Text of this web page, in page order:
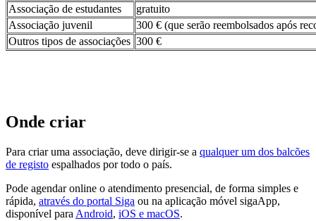
Associação de estudantes
gratuito
Associação juvenil
300 € (que serão reembolsados após
Outros tipos de associações 300 €
Onde criar
Para criar uma associação, deve dirigir-se a qualquer um dos balcões
de registo espalhados por todo o país.
Pode agendar online o atendimento presencial, de forma simples e
rápida, através do portal Siga ou na aplicação móvel sigaApp,
disponível para Android, iOS e macOS.